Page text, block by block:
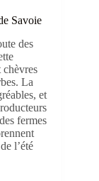
Savoie
des
chèvres
La
et
fermes
l’été